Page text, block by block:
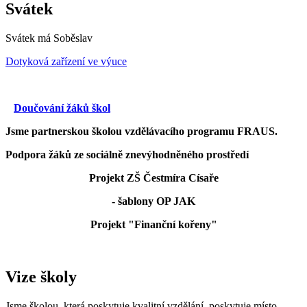
Svátek
Svátek má Soběslav
Dotyková zařízení ve výuce
Doučování žáků škol
Jsme partnerskou školou vzdělávacího programu FRAUS.
Podpora žáků ze sociálně znevýhodněného prostředí
Projekt ZŠ Čestmíra Císaře
- šablony OP JAK
Projekt "Finanční kořeny"
Vize školy